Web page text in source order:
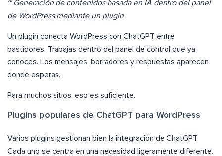
~ Generación de contenidos basada en IA dentro del panel
de WordPress mediante un plugin
Un plugin conecta WordPress con ChatGPT entre
bastidores. Trabajas dentro del panel de control que ya
conoces. Los mensajes, borradores y respuestas aparecen
donde esperas.
Para muchos sitios, eso es suficiente.
Plugins populares de ChatGPT para WordPress
Varios plugins gestionan bien la integración de ChatGPT.
Cada uno se centra en una necesidad ligeramente diferente.